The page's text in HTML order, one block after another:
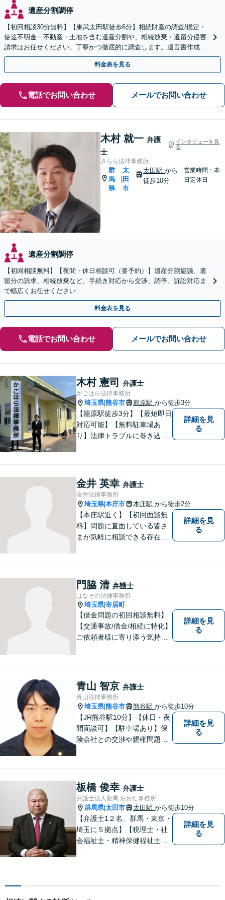
遺産分割調停
【初回相談30分無料】【東武太田駅徒歩6分】相続財産の調査/鑑定・
使途不明金・不動産・土地を含む遺産分割や、相続放棄・遺留分侵害
請求はお任せください。丁寧かつ徹底的に調査します。遺言書作成・
成年後見など就活サポートも行っています。
料金表を見る
電話でお問い合わせ メールでお問い合わせ
木村 就一 弁護
士
インタビューを見
る
きらら法律事務所
群
馬
県
太
田
市
太田駅 から
徒歩10分
営業時間：本
日定休日
遺産分割調停
【初回相談無料】【夜間・休日相談可（要予約）】遺産分割協議、遺
留分の請求、相続放棄など。手続き対応から交渉、調停、訴訟対応ま
で幅広くお任せください
料金表を見る
電話でお問い合わせ メールでお問い合わせ
木村 憲司 弁護士
かごはら法律事務所
埼玉県|熊谷市 籠原駅 から徒歩3分
【籠原駅徒歩3分】【最短即日
対応可能】【無料駐車場あ
り】法律トラブルに巻き込ま
解決の鍵です。お困りごとが
ございましたら、お気軽にご
相談ください。
詳細を見
る
金井 英幸 弁護士
金井法律事務所
埼玉県|本庄市 本庄駅 から徒歩2分
【本庄駅近く】【初回面談無
料】問題に直面している皆さ
まが気軽に相談できる存在に
／休日対応可能】公平・公正
な立場から、事件の見通しを
正確に伝えます。お気軽にご
相談ください。
詳細を見
る
門脇 清 弁護士
はなぞの法律事務所
埼玉県|寄居町
【借金問題の初回相談無料】
【交通事故/借金/相続に特化】
ご依頼者様に寄り添う気持ち
など一般民事から刑事事件、
顧問契約まで幅広い分野に対
応しております。
詳細を見
る
青山 智京 弁護士
青山法律事務所
埼玉県|熊谷市 熊谷駅 から徒歩10分
【JR熊谷駅10分】【休日・夜
間面談可】【駐車場あり】保
険会社との交渉や親権問題、
が高い」と感じる方も、まず
はお気持ちをお聞かせくださ
い。
詳細を見
る
板橋 俊幸 弁護士
弁護士法人龍馬 おおた事務所
群馬県|太田市 太田駅 から徒歩10分
【弁護士1２名、群馬・東京・
埼玉に５拠点】【税理士・社
会福祉士・精神保健福祉士が
能】
詳細を見
る